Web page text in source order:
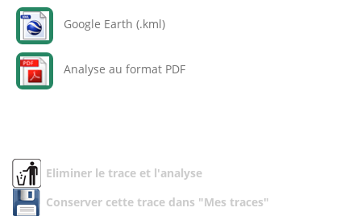
Google Earth (.kml)
Analyse au format PDF
Eliminer le trace et l'analyse
Conserver cette trace dans "Mes traces"